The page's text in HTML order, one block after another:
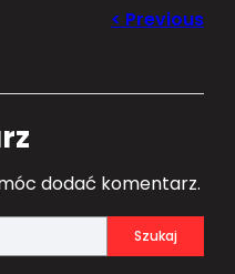
dodać komentarz.
Szukaj